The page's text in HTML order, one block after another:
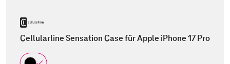
Cellularline Sensation Case für Apple iPhone 17 Pro